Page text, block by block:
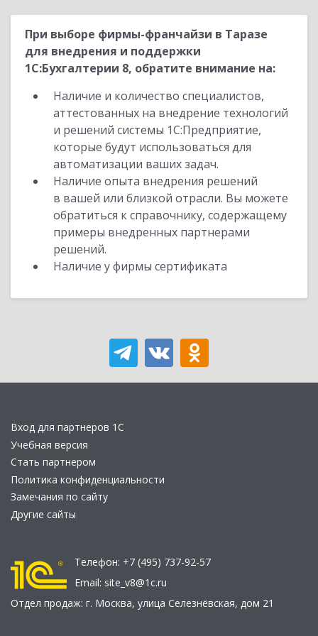
При выборе фирмы-франчайзи в Таразе
для внедрения и поддержки
1С:Бухгалтерии 8, обратите внимание на:
Наличие и количество специалистов,
аттестованных на внедрение технологий
и решений системы 1С:Предприятие,
которые будут использоваться для
автоматизации ваших задач.
Наличие опыта внедрения решений
в вашей или близкой отрасли. Вы можете
обратиться к справочнику, содержащему
примеры внедренных партнерами
решений.
Наличие у фирмы сертификата
Вход для партнеров 1С
Учебная версия
Стать партнером
Политика конфиденциальности
Замечания по сайту
Другие сайты
Телефон: +7 (495) 737-92-57
Email: site_v8@1c.ru
Отдел продаж: г. Москва, улица Селезнёвская, дом 21